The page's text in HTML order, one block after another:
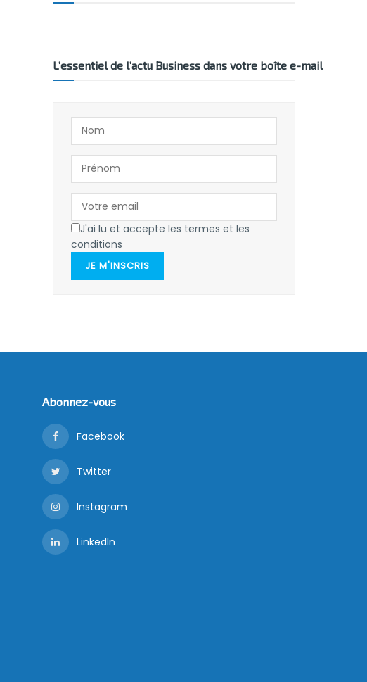
L’essentiel de l’actu Business dans votre boîte e-mail
J'ai lu et accepte les termes et les
conditions
JE M'INSCRIS
Abonnez-vous
Facebook
Twitter
Instagram
LinkedIn